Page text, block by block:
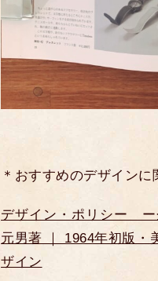
＊おすすめのデザインに
デザイン・ポリシー ー
元男著 ｜ 1964年初版・
ザイン